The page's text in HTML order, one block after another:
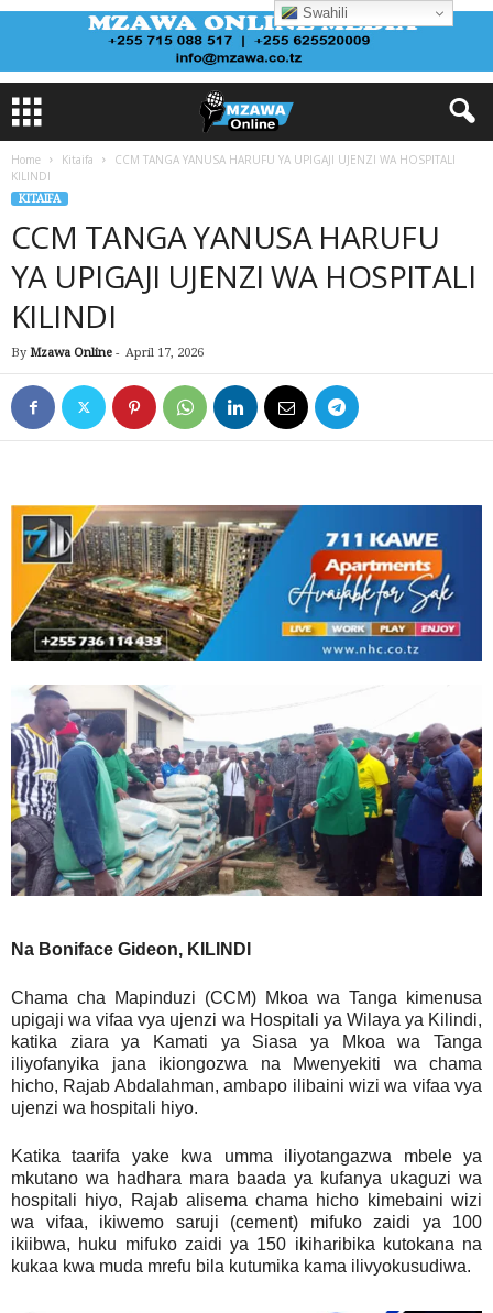
Home Kitaifa
CCM TANGA YANUSA HARUFU YA UPIGAJI UJENZI WA HOSPITALI
KILINDI
KITAIFA
CCM TANGA YANUSA HARUFU
YA UPIGAJI UJENZI WA HOSPITALI
KILINDI
By Mzawa Online - April 17, 2026
Na Boniface Gideon, KILINDI
Chama cha Mapinduzi (CCM) Mkoa wa Tanga kimenusa
upigaji wa vifaa vya ujenzi wa Hospitali ya Wilaya ya Kilindi,
katika ziara ya Kamati ya Siasa ya Mkoa wa Tanga
iliyofanyika jana ikiongozwa na Mwenyekiti wa chama
hicho, Rajab Abdalahman, ambapo ilibaini wizi wa vifaa vya
ujenzi wa hospitali hiyo.
Katika taarifa yake kwa umma iliyotangazwa mbele ya
mkutano wa hadhara mara baada ya kufanya ukaguzi wa
hospitali hiyo, Rajab alisema chama hicho kimebaini wizi
wa vifaa, ikiwemo saruji (cement) mifuko zaidi ya 100
ikiibwa, huku mifuko zaidi ya 150 ikiharibika kutokana na
kukaa kwa muda mrefu bila kutumika kama ilivyokusudiwa.
Swahili